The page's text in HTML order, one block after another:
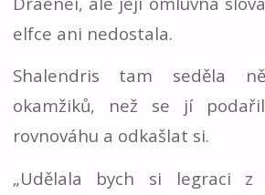
elfce ani nedostala.
Shalendris tam seděla
okamžiků, než se jí
rovnováhu a odkašlat si.
„Udělala bych si legraci z